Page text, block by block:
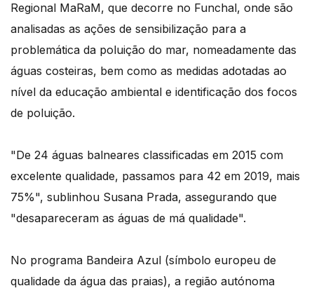
Regional MaRaM, que decorre no Funchal, onde são
analisadas as ações de sensibilização para a
problemática da poluição do mar, nomeadamente das
águas costeiras, bem como as medidas adotadas ao
nível da educação ambiental e identificação dos focos
de poluição.
"De 24 águas balneares classificadas em 2015 com
excelente qualidade, passamos para 42 em 2019, mais
75%", sublinhou Susana Prada, assegurando que
"desapareceram as águas de má qualidade".
No programa Bandeira Azul (símbolo europeu de
qualidade da água das praias), a região autónoma